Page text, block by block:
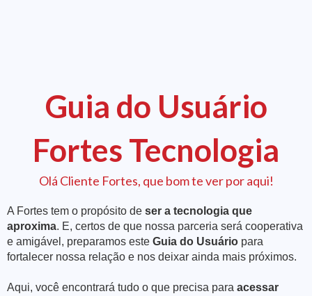
Guia do Usuário
Fortes Tecnologia
Olá Cliente Fortes, que bom te ver por aqui!
A Fortes tem o propósito de ser a tecnologia que
aproxima. E, certos de que nossa parceria será cooperativa
e amigável, preparamos este Guia do Usuário para
fortalecer nossa relação e nos deixar ainda mais próximos.
Aqui, você encontrará tudo o que precisa para acessar